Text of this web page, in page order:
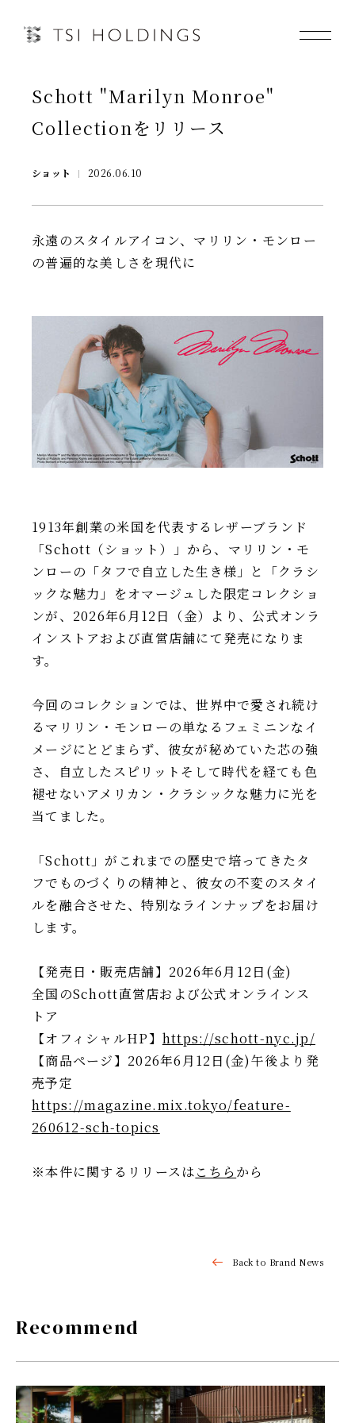
Information
Brand News
Our Purpose
Sustainability
会社情報
IR情報
TSIトピックス
Foreign Investor
Schott "Marilyn Monroe"
Collectionをリリース
ショット 2026.06.10
永遠のスタイルアイコン、マリリン・モンロー
の普遍的な美しさを現代に
1913年創業の米国を代表するレザーブランド
「Schott（ショット）」から、マリリン・モ
ンローの「タフで自立した生き様」と「クラシ
ックな魅力」をオマージュした限定コレクショ
ンが、2026年6月12日（金）より、公式オンラ
インストアおよび直営店舗にて発売になりま
す。
今回のコレクションでは、世界中で愛され続け
るマリリン・モンローの単なるフェミニンなイ
メージにとどまらず、彼女が秘めていた芯の強
さ、自立したスピリットそして時代を経ても色
褪せないアメリカン・クラシックな魅力に光を
当てました。
「Schott」がこれまでの歴史で培ってきたタ
フでものづくりの精神と、彼女の不変のスタイ
ルを融合させた、特別なラインナップをお届け
します。
【発売日・販売店舗】2026年6月12日(金)
全国のSchott直営店および公式オンラインス
トア
【オフィシャルHP】 https://schott-nyc.jp/
【商品ページ】2026年6月12日(金)午後より発
売予定
https://magazine.mix.tokyo/feature-
260612-sch-topics
※本件に関するリリースはこちら から
Back to Brand News
Recommend